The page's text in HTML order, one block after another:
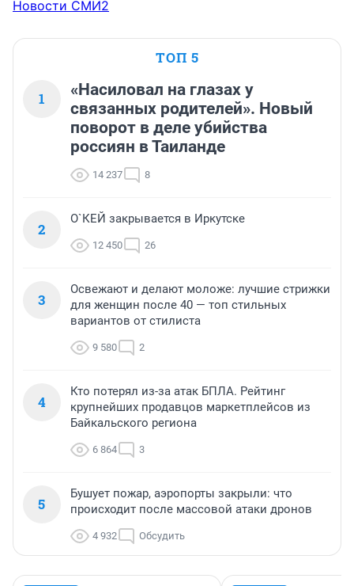
Новости СМИ2
ТОП 5
1
«Насиловал на глазах у
связанных родителей». Новый
поворот в деле убийства
россиян в Таиланде
14 237 8
2
О`КЕЙ закрывается в Иркутске
12 450 26
3
Освежают и делают моложе: лучшие стрижки
для женщин после 40 — топ стильных
вариантов от стилиста
9 580 2
4
Кто потерял из-за атак БПЛА. Рейтинг
крупнейших продавцов маркетплейсов из
Байкальского региона
6 864 3
5
Бушует пожар, аэропорты закрыли: что
происходит после массовой атаки дронов
4 932 Обсудить